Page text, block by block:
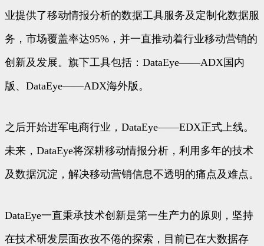
业提供了移动情报分析的数据工具服务及定制化数据服
务，市场覆盖率达95%，并一直推动着行业移动营销的
创新及发展。旗下工具包括：DataEye——ADX国内
版、DataEye——ADX海外版。
之后开始进军电商行业，DataEye——EDX正式上线。
未来，DataEye将深耕移动情报分析，利用多年的技术
及数据沉淀，解决移动营销信息不透明的痛点及难点。
DataEye一直秉承技术创新是第一生产力的原则，坚持
在技术研发层面孜孜不倦的探索，目前已在大数据存